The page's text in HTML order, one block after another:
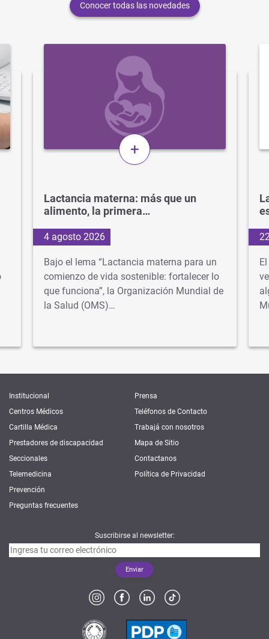
Conocer todas las novedades
+
Lactancia materna: más que un
alimento, la primera…
4 agosto 2026
Bajo el lema “Lactancia materna para un
comienzo de vida sostenible: fortalecer lo
que funciona”, la Organización Mundial de
la Salud (OMS)…
Institucional
Centros Médicos
Cartilla Médica
Prestadores de discapacidad
Seccionales
Telemedicina
Prevención
Preguntas frecuentes
Prensa
Teléfonos de Contacto
Trabajá con nosotros
Mapa de Sitio
Contactanos
Política de Privacidad
Suscribirse al newsletter: